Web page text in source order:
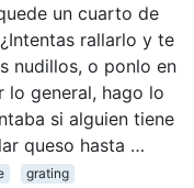
un cuarto de
rallarlo y te
nudillos, o ponlo en
lo general, hago lo
si alguien tiene
queso hasta …
grating